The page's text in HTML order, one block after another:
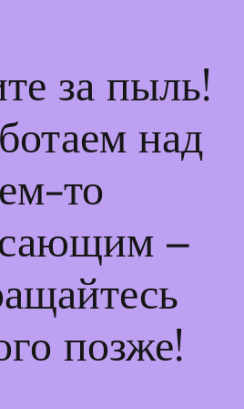
за пыль!
над
то
–
позже!